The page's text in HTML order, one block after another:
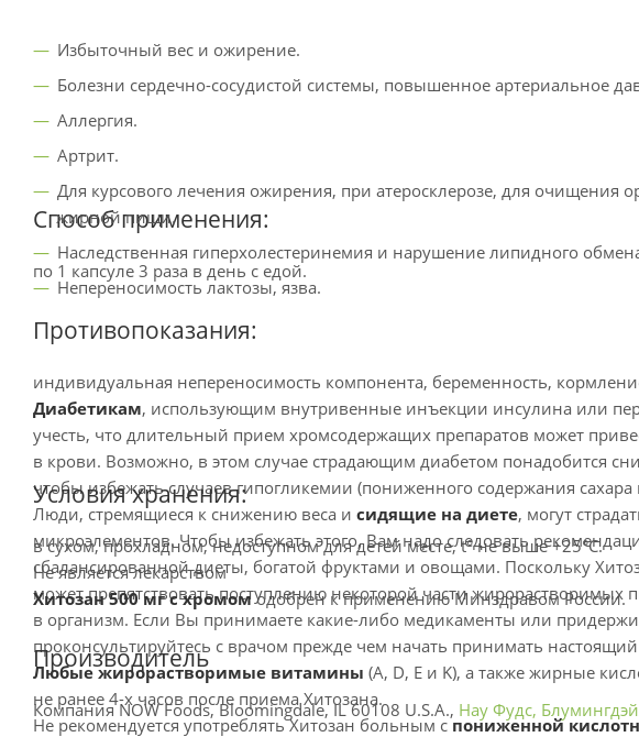
Избыточный вес и ожирение.
Болезни сердечно-сосудистой системы, повышенное артериальное
Аллергия.
Артрит.
Для курсового лечения ожирения, при атеросклерозе, для очищения
жирной пищи.
Наследственная гиперхолестеринемия и нарушение липидного
Непереносимость лактозы, язва.
Способ применения:
по 1 капсуле 3 раза в день с едой.
Противопоказания:
индивидуальная непереносимость компонента, беременность,
Диабетикам, использующим внутривенные инъекции инсулина или
учесть, что длительный прием хромсодержащих препаратов может
в крови. Возможно, в этом случае страдающим диабетом понадобится
чтобы избежать случаев гипогликемии (пониженного содержания сахара
Люди, стремящиеся к снижению веса и сидящие на диете, могут
микроэлементов. Чтобы избежать этого, Вам надо следовать
сбалансированной диеты, богатой фруктами и овощами. Поскольку
может препятствовать поступлению некоторой части
в организм. Если Вы принимаете какие-либо медикаменты или
проконсультируйтесь с врачом прежде чем начать принимать настоящий
Любые жирорастворимые витамины (A, D, E и K), а также жирные
не ранее 4-х часов после приема Хитозана.
Не рекомендуется употреблять Хитозан больным спониженной
Условия хранения:
в сухом, прохладном, недоступном для детей месте, t° не выше +25°С.
Не является лекарством
Хитозан 500 мг с хромомодобрен к применению Минздравом России.
Производитель
Компания NOW Foods, Bloomingdale, IL 60108 U.S.A., Нау Фудс,